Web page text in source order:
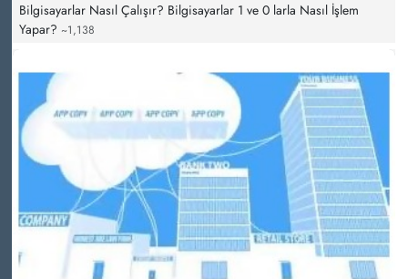
Bilgisayarlar Nasıl Çalışır? Bilgisayarlar 1 ve 0 larla Nasıl İşlem
Yapar? ~1,138